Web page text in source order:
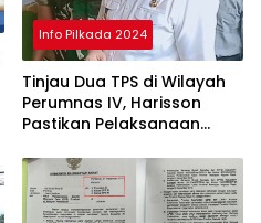
Info Pilkada 2024
Tinjau Dua TPS di Wilayah
Perumnas IV, Harisson
Pastikan Pelaksanaan
Aman